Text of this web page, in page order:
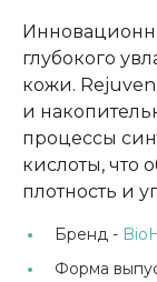
глубокого
кожи. Rejuven
и
процессы
кислоты, что
плотность и
Бренд -
Форма